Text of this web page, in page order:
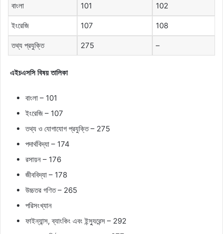
বাংলা 101 102
ইংরেজি 107 108
তথ্য প্রযুক্তি 275 –
এইচএসসি বিষয় তালিকা
বাংলা – 101
ইংরেজি – 107
তথ্য ও যোগাযোগ প্রযুক্তি – 275
পদার্থবিদ্যা – 174
রসায়ন – 176
জীববিদ্যা – 178
উচ্চতর গণিত – 265
পরিসংখ্যান
ফাইন্যান্স, ব্যাংকিং এবং ইন্স্যুরেন্স – 292